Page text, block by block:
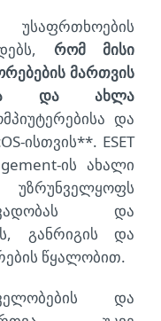
რომ მისი
მართვის
და ახლა
და
ისთვის**. ESET
ის ახალი
და
განრიგის და
წყალობით.
და